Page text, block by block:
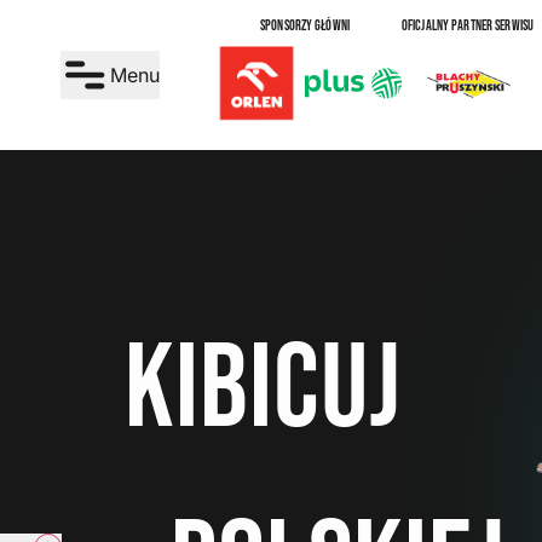
Menu
SPONSORZY GŁÓWNI OFICJALNY PARTNER SERWISU
kibicuj